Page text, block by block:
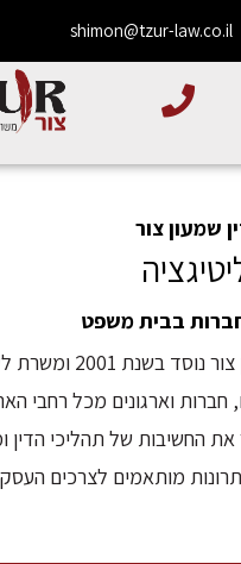
shimon@tzur-law.co.il
שמעון צור
בבית משפט
משרד עורכי דין צור נוסד
חברות וארגונים מכל רחבי
את החשיבות של תהליכי הדין
מותאמים לצרכים